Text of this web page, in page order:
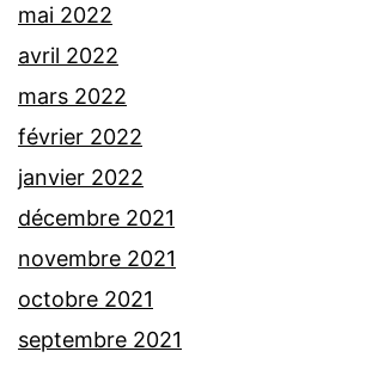
mai 2022
avril 2022
mars 2022
février 2022
janvier 2022
décembre 2021
novembre 2021
octobre 2021
septembre 2021